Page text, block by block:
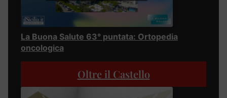
La Buona Salute 63° puntata: Ortopedia
oncologica
Oltre il Castello